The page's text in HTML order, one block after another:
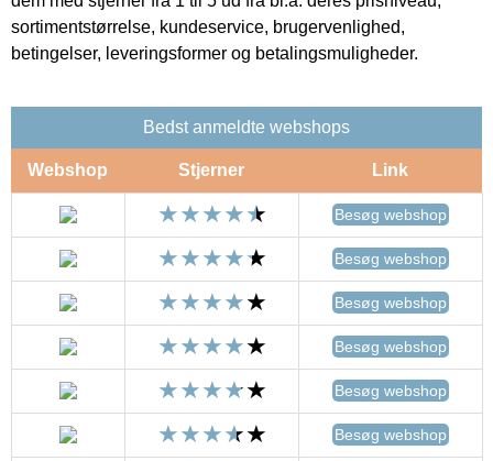
sortimentstørrelse, kundeservice, brugervenlighed,
betingelser, leveringsformer og betalingsmuligheder.
Bedst anmeldte webshops
Webshop Stjerner Link
Besøg webshop
Besøg webshop
Besøg webshop
Besøg webshop
Besøg webshop
Besøg webshop